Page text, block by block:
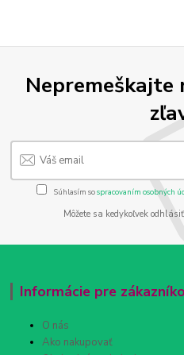
Nepremeškajte
Súhlasím sospracovaním osobných
Môžete sa kedykoľvek
Informácie pre
O nás
Ako nakupovať